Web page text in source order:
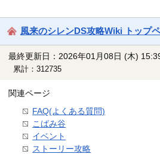
風来のシレンDS攻略Wiki トップ
最終更新日：2026年01月08日 (木)
累計：312735
関連ページ
FAQ(よくある質問)
こばみ谷
イベント
ストーリー攻略